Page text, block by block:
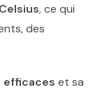
, ce qui
des
et sa